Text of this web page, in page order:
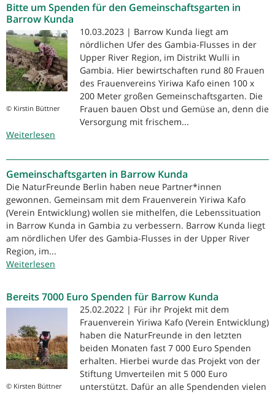
Gambia
Bitte um Spenden für den Gemeinschaftsgarten in
Barrow Kunda
© Kirstin Büttner
10.03.2023 | Barrow Kunda liegt am
nördlichen Ufer des Gambia-Flusses in der
Upper River Region, im Distrikt Wulli in
Gambia. Hier bewirtschaften rund 80 Frauen
des Frauenvereins Yiriwa Kafo einen 100 x
200 Meter großen Gemeinschaftsgarten. Die
Frauen bauen Obst und Gemüse an, denn die
Versorgung mit frischem...
Weiterlesen
um
Spenden
für
den
Gemeinschaftsgarten
in
Barrow
Kunda
Gemeinschaftsgarten in Barrow Kunda
Die NaturFreunde Berlin haben neue Partner*innen
gewonnen. Gemeinsam mit dem Frauenverein Yiriwa Kafo
(Verein Entwicklung) wollen sie mithelfen, die Lebenssituation
in Barrow Kunda in Gambia zu verbessern. Barrow Kunda liegt
am nördlichen Ufer des Gambia-Flusses in der Upper River
Region, im...
Weiterlesen
Barrow
Kunda
Bereits 7000 Euro Spenden für Barrow Kunda
© Kirsten Büttner
25.02.2022 | Für ihr Projekt mit dem
Frauenverein Yiriwa Kafo (Verein Entwicklung)
haben die NaturFreunde in den letzten
beiden Monaten fast 7 000 Euro Spenden
erhalten. Hierbei wurde das Projekt von der
Stiftung Umverteilen mit 5 000 Euro
unterstützt. Dafür an alle Spendenden vielen